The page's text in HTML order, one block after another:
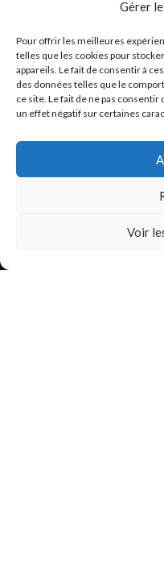
Gérer
Pour offrir les meilleures
telles que les cookies pour
appareils. Le fait de consentir à
des données telles que le
ce site. Le fait de ne pas
un effet négatif sur certaines
Voir